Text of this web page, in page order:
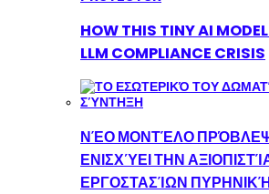
HOW THIS TINY AI
LLM COMPLIANCE CRISIS
ΝΈΟ ΜΟΝΤΈΛΟ
ΕΝΙΣΧΎΕΙ ΤΗΝ
ΕΡΓΟΣΤΑΣΊΩΝ